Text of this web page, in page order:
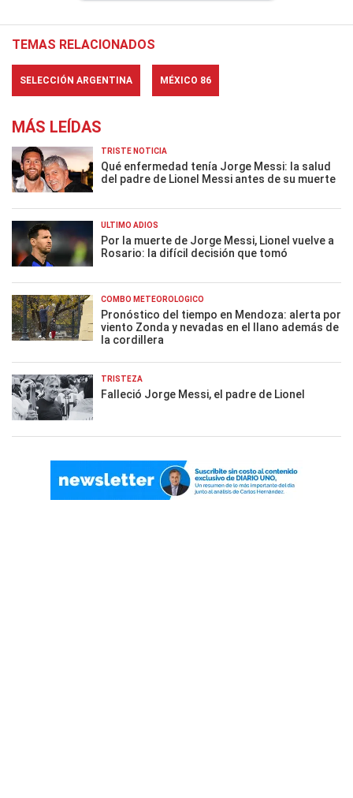
TEMAS RELACIONADOS
SELECCIÓN ARGENTINA MÉXICO 86
MÁS LEÍDAS
TRISTE NOTICIA
Qué enfermedad tenía Jorge Messi: la salud
del padre de Lionel Messi antes de su muerte
ÚLTIMO ADIÓS
Por la muerte de Jorge Messi, Lionel vuelve a
Rosario: la difícil decisión que tomó
COMBO METEOROLÓGICO
Pronóstico del tiempo en Mendoza: alerta por
viento Zonda y nevadas en el llano además de
la cordillera
TRISTEZA
Falleció Jorge Messi, el padre de Lionel